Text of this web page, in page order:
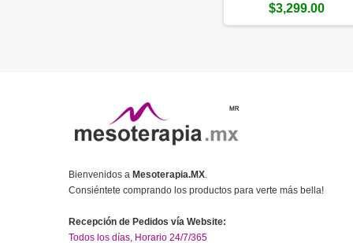
$3,299.00
Bienvenidos a Mesoterapia.MX
Consiéntete comprando los productos para verte más bella!
Recepción de Pedidos vía Website:
Todos los días, Horario 24/7/365